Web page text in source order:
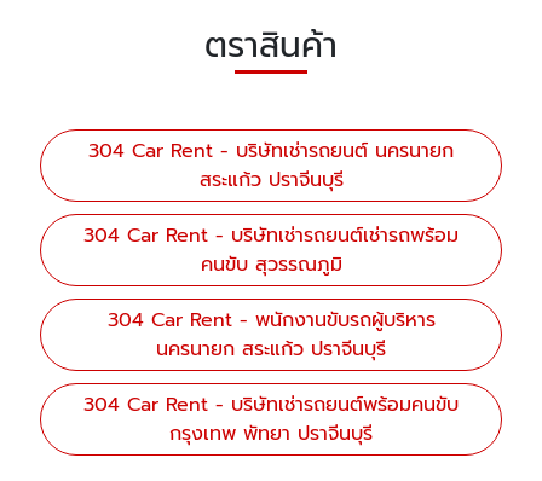
ตราสินค้า
304 Car Rent - บริษัทเช่ารถยนต์ นครนายก
สระแก้ว ปราจีนบุรี
304 Car Rent - บริษัทเช่ารถยนต์เช่ารถพร้อม
คนขับ สุวรรณภูมิ
304 Car Rent - พนักงานขับรถผู้บริหาร
นครนายก สระแก้ว ปราจีนบุรี
304 Car Rent - บริษัทเช่ารถยนต์พร้อมคนขับ
กรุงเทพ พัทยา ปราจีนบุรี